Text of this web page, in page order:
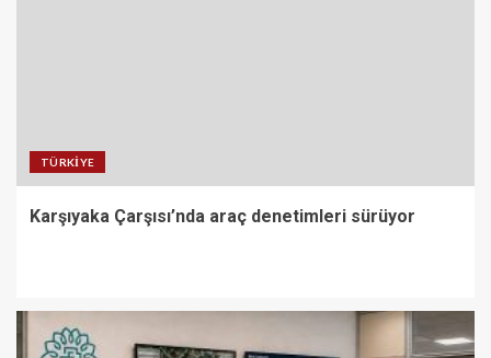
TÜRKIYE
Karşıyaka Çarşısı’nda araç denetimleri sürüyor